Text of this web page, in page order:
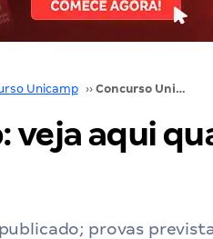
Unicamp ›› Concurso Unicamp: veja aqui qual é a remuneração
veja aqui
provas